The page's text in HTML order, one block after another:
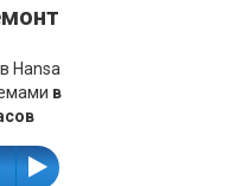
Hansa
в